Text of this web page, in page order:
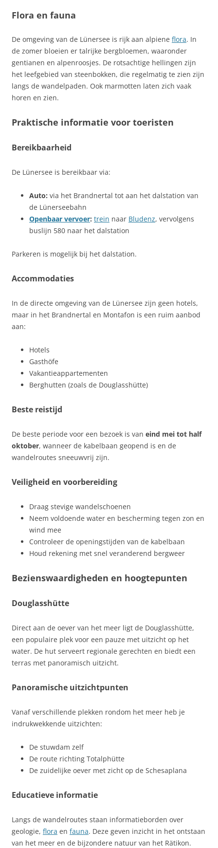
Flora en fauna
De omgeving van de Lünersee is rijk aan alpiene flora. In
de zomer bloeien er talrijke bergbloemen, waaronder
gentianen en alpenroosjes. De rotsachtige hellingen zijn
het leefgebied van steenbokken, die regelmatig te zien zijn
langs de wandelpaden. Ook marmotten laten zich vaak
horen en zien.
Praktische informatie voor toeristen
Bereikbaarheid
De Lünersee is bereikbaar via:
Auto: via het Brandnertal tot aan het dalstation van
de Lünerseebahn
Openbaar vervoer: trein naar Bludenz, vervolgens
buslijn 580 naar het dalstation
Parkeren is mogelijk bij het dalstation.
Accommodaties
In de directe omgeving van de Lünersee zijn geen hotels,
maar in het Brandnertal en Montafon is een ruim aanbod
aan:
Hotels
Gasthöfe
Vakantieappartementen
Berghutten (zoals de Douglasshütte)
Beste reistijd
De beste periode voor een bezoek is van eind mei tot half
oktober, wanneer de kabelbaan geopend is en de
wandelroutes sneeuwvrij zijn.
Veiligheid en voorbereiding
Draag stevige wandelschoenen
Neem voldoende water en bescherming tegen zon en
wind mee
Controleer de openingstijden van de kabelbaan
Houd rekening met snel veranderend bergweer
Bezienswaardigheden en hoogtepunten
Douglasshütte
Direct aan de oever van het meer ligt de Douglasshütte,
een populaire plek voor een pauze met uitzicht op het
water. De hut serveert regionale gerechten en biedt een
terras met panoramisch uitzicht.
Panoramische uitzichtpunten
Vanaf verschillende plekken rondom het meer heb je
indrukwekkende uitzichten:
De stuwdam zelf
De route richting Totalphütte
De zuidelijke oever met zicht op de Schesaplana
Educatieve informatie
Langs de wandelroutes staan informatieborden over
geologie, flora en fauna. Deze geven inzicht in het ontstaan
van het meer en de bijzondere natuur van het Rätikon.